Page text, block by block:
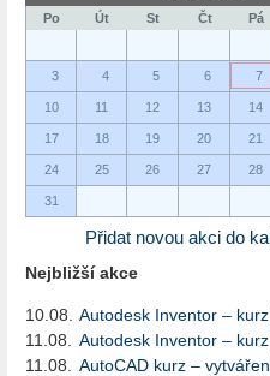
Po Út St Čt Pá
3 4 5 6 7
10 11 12 13 14
17 18 19 20 21
24 25 26 27 28
31
Přidat novou akci do
Nejbližší akce
10.08.
Autodesk Inventor –
11.08.
Autodesk Inventor –
11.08.
AutoCAD kurz –